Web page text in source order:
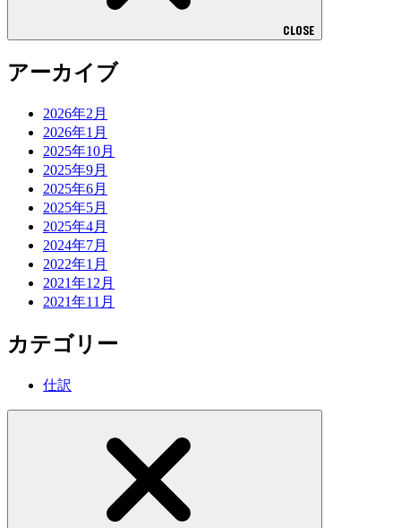
CLOSE
アーカイブ
2026年2月
2026年1月
2025年10月
2025年9月
2025年6月
2025年5月
2025年4月
2024年7月
2022年1月
2021年12月
2021年11月
カテゴリー
仕訳